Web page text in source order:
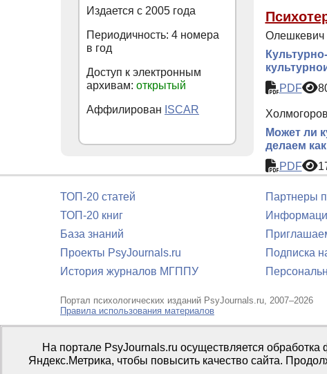
Олешкевич
PDF
Может ли
делаем
PDF
Издается с 2005 года
Периодичность: 4 номера
в год
Доступ к электронным
архивам: открытый
Аффилирован ISCAR
ТОП-20 статей
ТОП-20 книг
База знаний
Проекты PsyJournals.ru
История журналов МГППУ
Партнеры
Подписка
Портал психологических изданий PsyJournals.ru, 2007–2026
Правила использования материалов
Свидетельство регистрации СМИЭл № ФС77-66447 от 14 июля
Издатель:ФГБОУ ВО МГППУ
На портале PsyJournals.ru осуществляется
Яндекс.Метрика, чтобы повысить качество сайта.